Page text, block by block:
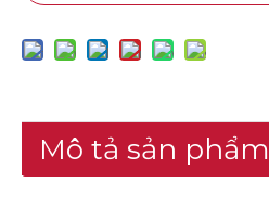
Mô tả sản phẩm